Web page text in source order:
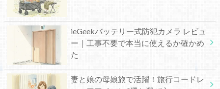
ieGeekバッテリー式防犯カメラ レビュ
ー｜工事不要で本当に使えるか確かめ
た
妻と娘の母娘旅で活躍！旅行コードレ